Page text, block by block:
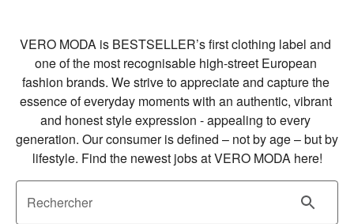
VERO MODA is BESTSELLER’s first clothing label and
one of the most recognisable high-street European
fashion brands. We strive to appreciate and capture the
essence of everyday moments with an authentic, vibrant
and honest style expression - appealing to every
generation. Our consumer is defined – not by age – but by
lifestyle. Find the newest jobs at VERO MODA here!
Rechercher